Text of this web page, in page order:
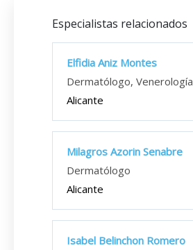
Especialistas relacionados
Elfidia Aniz Montes
Dermatólogo, Venerología
Alicante
Milagros Azorin Senabre
Dermatólogo
Alicante
Isabel Belinchon Romero